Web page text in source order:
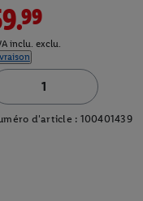
inclu. exclu.
d'article : 100401439